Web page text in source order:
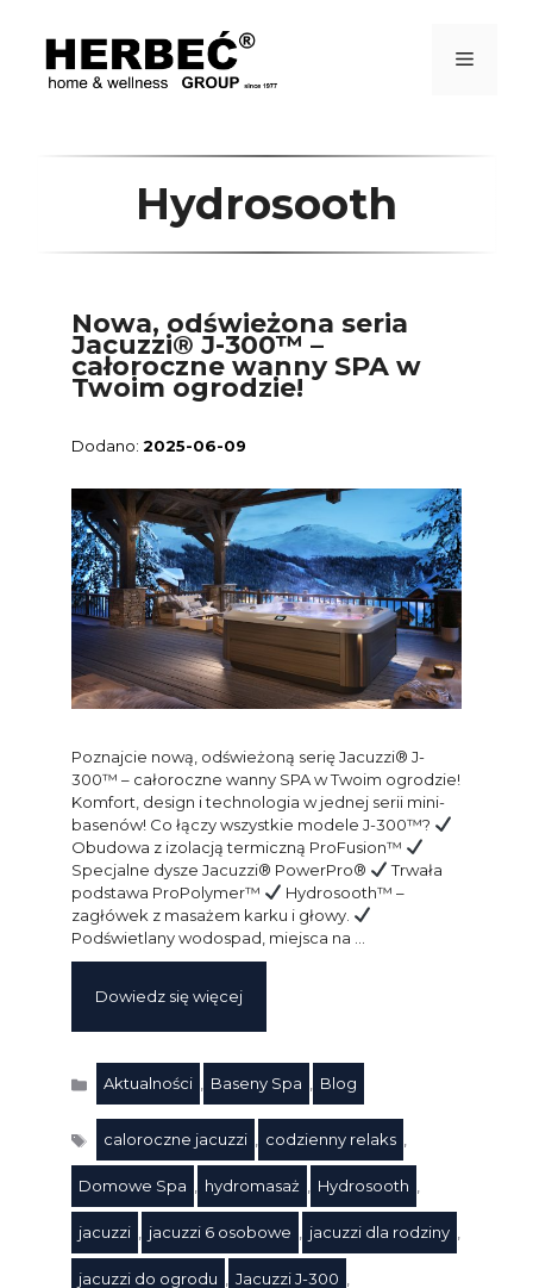
Menu
Hydrosooth
Nowa, odświeżona seria
Jacuzzi® J-300™ –
całoroczne wanny SPA w
Twoim ogrodzie!
2025-06-09
Poznajcie nową, odświeżoną serię Jacuzzi® J-
300™ – całoroczne wanny SPA w Twoim ogrodzie!
Komfort, design i technologia w jednej serii mini-
basenów! Co łączy wszystkie modele J-300™?
Obudowa z izolacją termiczną ProFusion™
Specjalne dysze Jacuzzi® PowerPro®
Trwała
podstawa ProPolymer™
Hydrosooth™ –
zagłówek z masażem karku i głowy.
Podświetlany wodospad, miejsca na …
Dowiedz się więcej
Kategorie
Aktualności Baseny Spa Blog
caloroczne jacuzzi codzienny relaks
Domowe Spa hydromasaż Hydrosooth
jacuzzi jacuzzi 6 osobowe jacuzzi dla rodziny
jacuzzi do ogrodu Jacuzzi J-300